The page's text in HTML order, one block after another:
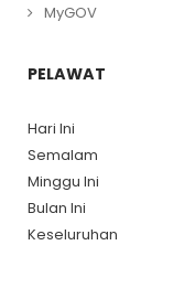
MyGOV
PELAWAT
Hari Ini
Semalam
Minggu Ini
Bulan Ini
Keseluruhan